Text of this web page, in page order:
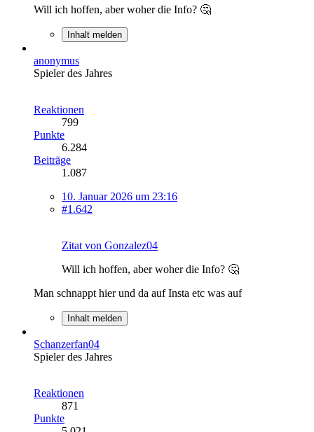
Will ich hoffen, aber woher die Info? 🤔
Inhalt melden
anonymus
Spieler des Jahres
Reaktionen
799
Punkte
6.284
Beiträge
1.087
10. Januar 2026 um 23:16
#1.642
Zitat von Gonzalez04
Will ich hoffen, aber woher die Info? 🤔
Man schnappt hier und da auf Insta etc was auf
Inhalt melden
Schanzerfan04
Spieler des Jahres
Reaktionen
871
Punkte